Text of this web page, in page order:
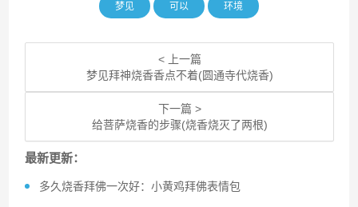
梦见 可以 环境
< 上一篇
梦见拜神烧香香点不着(圆通寺代烧香)
下一篇 >
给菩萨烧香的步骤(烧香烧灭了两根)
最新更新：
多久烧香拜佛一次好：小黄鸡拜佛表情包